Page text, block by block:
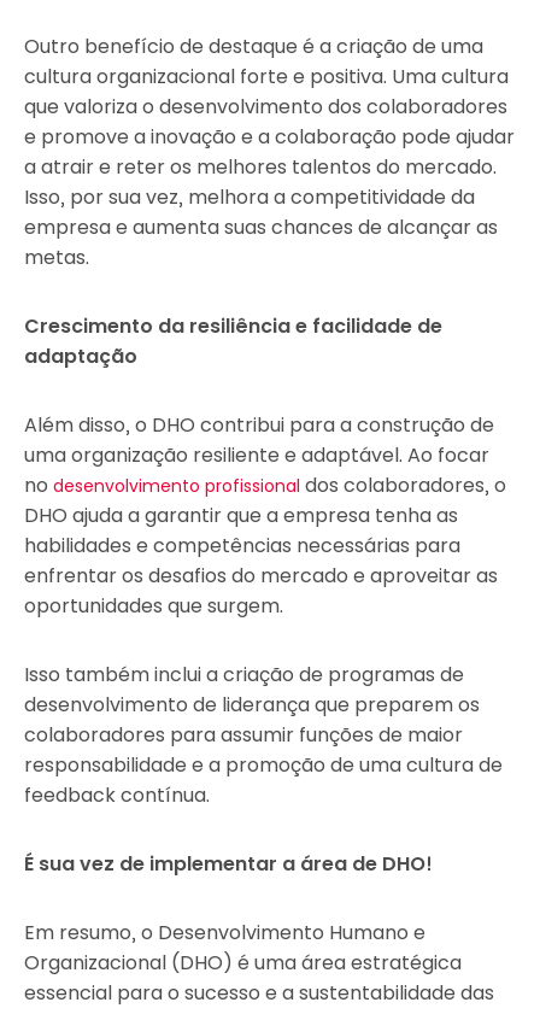
Outro benefício de destaque é a criação de uma
cultura organizacional forte e positiva. Uma cultura
que valoriza o desenvolvimento dos colaboradores
e promove a inovação e a colaboração pode ajudar
a atrair e reter os melhores talentos do mercado.
Isso, por sua vez, melhora a competitividade da
empresa e aumenta suas chances de alcançar as
metas.
Crescimento da resiliência e facilidade de
adaptação
Além disso, o DHO contribui para a construção de
uma organização resiliente e adaptável. Ao focar
no desenvolvimento profissional dos colaboradores, o
DHO ajuda a garantir que a empresa tenha as
habilidades e competências necessárias para
enfrentar os desafios do mercado e aproveitar as
oportunidades que surgem.
Isso também inclui a criação de programas de
desenvolvimento de liderança que preparem os
colaboradores para assumir funções de maior
responsabilidade e a promoção de uma cultura de
feedback contínua.
É sua vez de implementar a área de DHO!
Em resumo, o Desenvolvimento Humano e
Organizacional (DHO) é uma área estratégica
essencial para o sucesso e a sustentabilidade das